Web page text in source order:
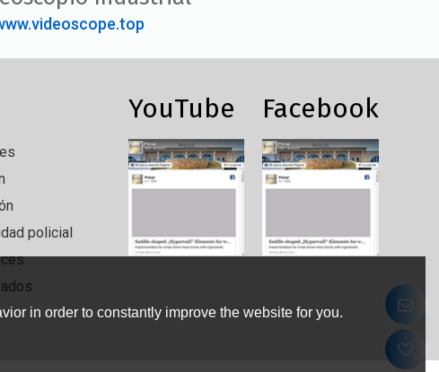
policial
YouTube Facebook
in order to constantly improve the website for you.